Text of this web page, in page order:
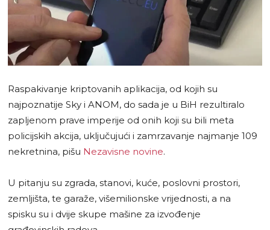
Raspakivanje kriptovanih aplikacija, od kojih su
najpoznatije Sky i ANOM, do sada je u BiH rezultiralo
zapljenom prave imperije od onih koji su bili meta
policijskih akcija, uključujući i zamrzavanje najmanje 109
nekretnina, pišu Nezavisne novine.
U pitanju su zgrada, stanovi, kuće, poslovni prostori,
zemljišta, te garaže, višemilionske vrijednosti, a na
spisku su i dvije skupe mašine za izvođenje